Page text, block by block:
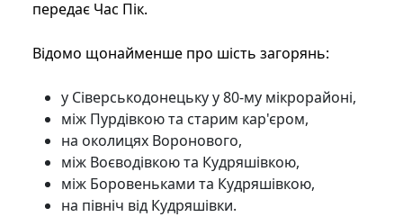
передає Час Пік.
Відомо щонайменше про шість загорянь:
у Сіверськодонецьку у 80-му мікрорайоні,
між Пурдівкою та старим кар'єром,
на околицях Воронового,
між Воєводівкою та Кудряшівкою,
між Боровеньками та Кудряшівкою,
на північ від Кудряшівки.